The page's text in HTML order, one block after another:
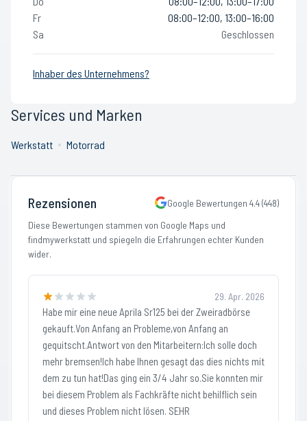
Fr
08:00–12:00, 13:00–16:00
Sa
Geschlossen
Inhaber des Unternehmens?
Services und Marken
Werkstatt Motorrad
Rezensionen Google Bewertungen 4.4(448)
Diese Bewertungen stammen von Google Maps und
findmywerkstatt und spiegeln die Erfahrungen echter Kunden
wider.
29. Apr. 2026
Habe mir eine neue Aprila Sr125 bei der Zweiradbörse
gekauft.Von Anfang an Probleme,von Anfang an
gequitscht.Antwort von den Mitarbeitern:Ich solle doch
mehr bremsen!Ich habe Ihnen gesagt das dies nichts mit
dem zu tun hat!Das ging ein 3/4 Jahr so.Sie konnten mir
bei diesem Problem als Fachkräfte nicht behilflich sein
und dieses Problem nicht lösen. SEHR